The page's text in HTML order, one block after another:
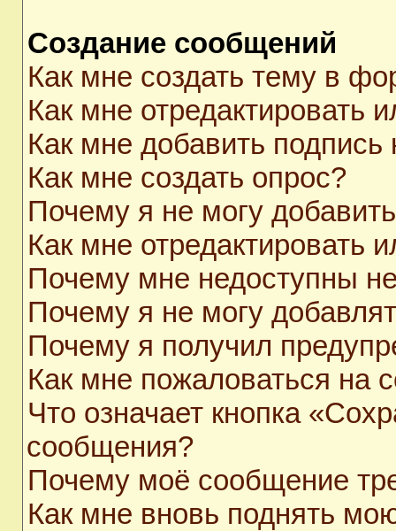
Создание сообщений
Как мне создать тему в
Как мне отредактировать
Как мне добавить
Как мне создать опрос?
Почему я не могу
Как мне отредактировать
Почему мне недоступны
Почему я не могу
Почему я получил
Как мне пожаловаться на
Что означает кнопка
сообщения?
Почему моё сообщение
Как мне вновь поднять